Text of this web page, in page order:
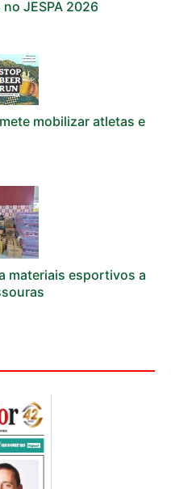
JESPA 2026
mobilizar atletas e
materiais esportivos a